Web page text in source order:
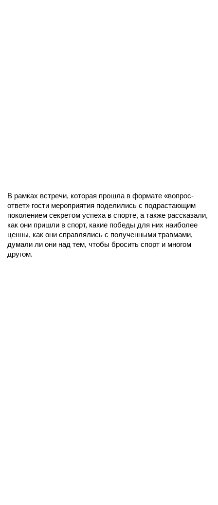
В рамках встречи, которая прошла в формате «вопрос-
ответ» гости мероприятия поделились с подрастающим
поколением секретом успеха в спорте, а также рассказали,
как они пришли в спорт, какие победы для них наиболее
ценны, как они справлялись с полученными травмами,
думали ли они над тем, чтобы бросить спорт и многом
другом.